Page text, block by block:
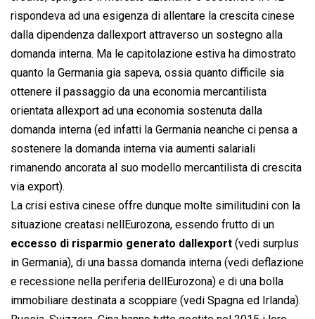
rispondeva ad una esigenza di allentare la crescita cinese
dalla dipendenza dallexport attraverso un sostegno alla
domanda interna. Ma le capitolazione estiva ha dimostrato
quanto la Germania gia sapeva, ossia quanto difficile sia
ottenere il passaggio da una economia mercantilista
orientata allexport ad una economia sostenuta dalla
domanda interna (ed infatti la Germania neanche ci pensa a
sostenere la domanda interna via aumenti salariali
rimanendo ancorata al suo modello mercantilista di crescita
via export).
La crisi estiva cinese offre dunque molte similitudini con la
situazione creatasi nellEurozona, essendo frutto di un
eccesso di risparmio generato dallexport (vedi surplus
in Germania), di una bassa domanda interna (vedi deflazione
e recessione nella periferia dellEurozona) e di una bolla
immobiliare destinata a scoppiare (vedi Spagna ed Irlanda).